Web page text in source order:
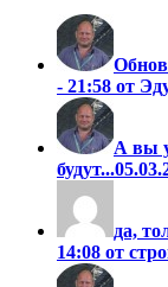
- 21:58 от
А вы
будут...
да,
14:08 от